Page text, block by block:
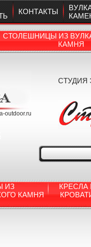
КОНТАКТЫ
СТОЛЕШНИЦЫ ИЗ
КАМНЯ
outdoor.ru
СТУДИЯ
ИЗ
КАМНЯ
КРЕСЛА